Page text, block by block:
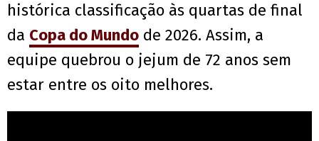
histórica classificação às quartas de final
da Copa do Mundo de 2026. Assim, a
equipe quebrou o jejum de 72 anos sem
estar entre os oito melhores.